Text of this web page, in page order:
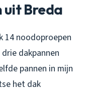
Breda
14 noodoproepen
dakpannen
pannen in mijn
het dak